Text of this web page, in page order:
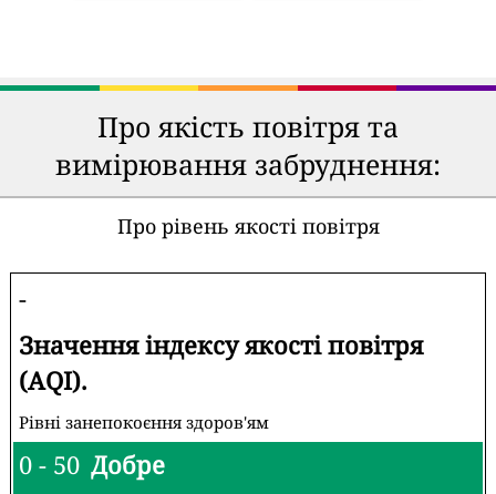
Про якість повітря та
вимірювання забруднення:
Про рівень якості повітря
-
Значення індексу якості повітря
(AQI).
Рівні занепокоєння здоров'ям
0 - 50 Добре